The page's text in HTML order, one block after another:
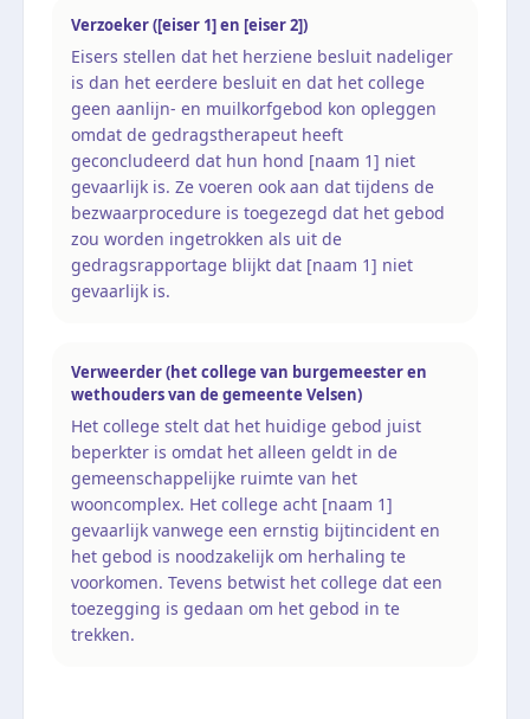
Verzoeker ([eiser 1] en [eiser 2])
Eisers stellen dat het herziene besluit nadeliger
is dan het eerdere besluit en dat het college
geen aanlijn- en muilkorfgebod kon opleggen
omdat de gedragstherapeut heeft
geconcludeerd dat hun hond [naam 1] niet
gevaarlijk is. Ze voeren ook aan dat tijdens de
bezwaarprocedure is toegezegd dat het gebod
zou worden ingetrokken als uit de
gedragsrapportage blijkt dat [naam 1] niet
gevaarlijk is.
Verweerder (het college van burgemeester en
wethouders van de gemeente Velsen)
Het college stelt dat het huidige gebod juist
beperkter is omdat het alleen geldt in de
gemeenschappelijke ruimte van het
wooncomplex. Het college acht [naam 1]
gevaarlijk vanwege een ernstig bijtincident en
het gebod is noodzakelijk om herhaling te
voorkomen. Tevens betwist het college dat een
toezegging is gedaan om het gebod in te
trekken.